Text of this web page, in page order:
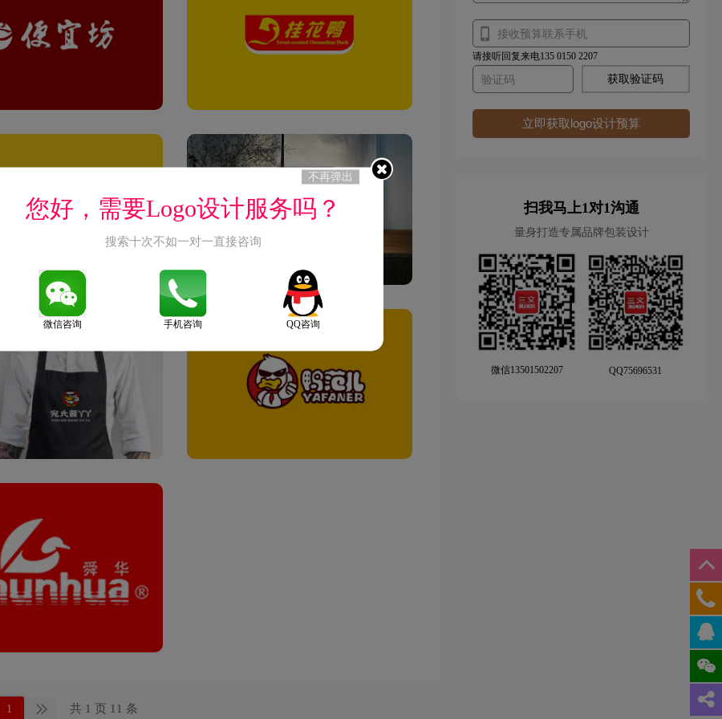
1 共 1 页 11 条
请接听回复来电135 0150 2207
获取验证码
立即获取logo设计预算
扫我马上1对1沟通
量身打造专属品牌包装设计
微信13501502207 QQ75696531
不再弹出
您好，需要Logo设计服务吗？
搜索十次不如一对一直接咨询
微信咨询 手机咨询 QQ咨询